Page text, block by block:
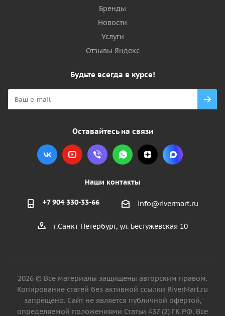
Бренды
Новости
Услуги
Отзывы Яндекс
Будьте всегда в курсе!
Оставайтесь на связи
Наши контакты
+7 904 330-33-66 info@rivermart.ru
г.Санкт-Петербург, ул. Бестужевская 10
2026 © Все материалы защищены авторским правом.
Копирование статей без активной ссылки RiverMart.ru
запрещено. Сайт не является публичной офертой,
определяемой положениями Статьи 437 (2) ГК РФ. Все